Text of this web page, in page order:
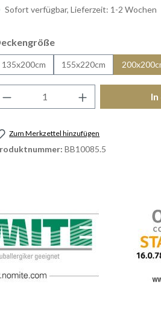
Sofort verfügbar, Lieferzeit: 1-2 Wochen
auswählen
135x200cm 155x220cm
Produkt Anzahl: Gib
Zum Merkzettel hinzufügen
BB10085.5